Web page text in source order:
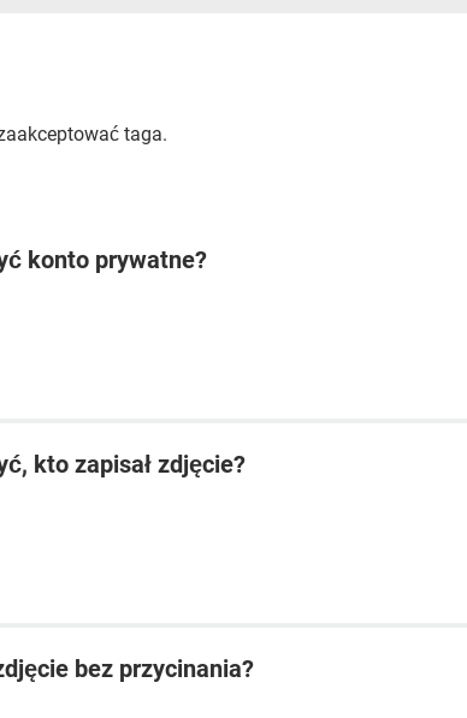
taga.
konto prywatne?
kto zapisał zdjęcie?
bez przycinania?